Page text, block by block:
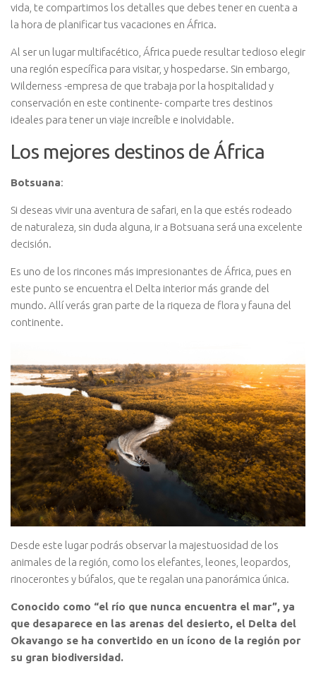
vida, te compartimos los detalles que debes tener en cuenta a
la hora de planificar tus vacaciones en África.
Al ser un lugar multifacético, África puede resultar tedioso elegir
una región específica para visitar, y hospedarse. Sin embargo,
Wilderness -empresa de que trabaja por la hospitalidad y
conservación en este continente- comparte tres destinos
ideales para tener un viaje increíble e inolvidable.
Los mejores destinos de África
Botsuana:
Si deseas vivir una aventura de safari, en la que estés rodeado
de naturaleza, sin duda alguna, ir a Botsuana será una excelente
decisión.
Es uno de los rincones más impresionantes de África, pues en
este punto se encuentra el Delta interior más grande del
mundo. Allí verás gran parte de la riqueza de flora y fauna del
continente.
Desde este lugar podrás observar la majestuosidad de los
animales de la región, como los elefantes, leones, leopardos,
rinocerontes y búfalos, que te regalan una panorámica única.
Conocido como “el río que nunca encuentra el mar”, ya
que desaparece en las arenas del desierto, el Delta del
Okavango se ha convertido en un ícono de la región por
su gran biodiversidad.